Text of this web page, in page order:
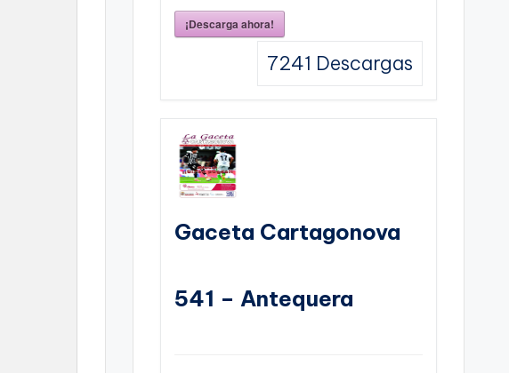
¡Descarga ahora!
7241 Descargas
Gaceta Cartagonova
541 – Antequera